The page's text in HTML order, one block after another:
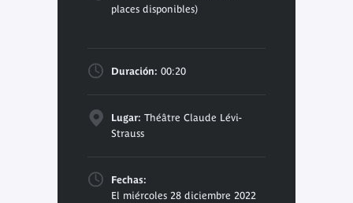
places disponibles)
Duración: 00:20
Lugar: Théâtre Claude Lévi-
Strauss
Fechas:
El miércoles 28 diciembre 2022